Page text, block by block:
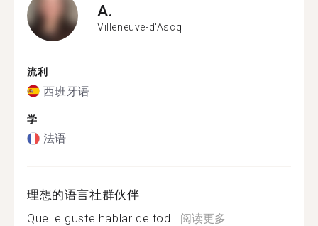
A.
Villeneuve-d'Ascq
流利
西班牙语
学
法语
理想的语言社群伙伴
Que le guste hablar de tod...阅读更多